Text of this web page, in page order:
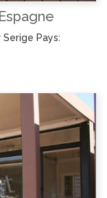
Serige Pays: